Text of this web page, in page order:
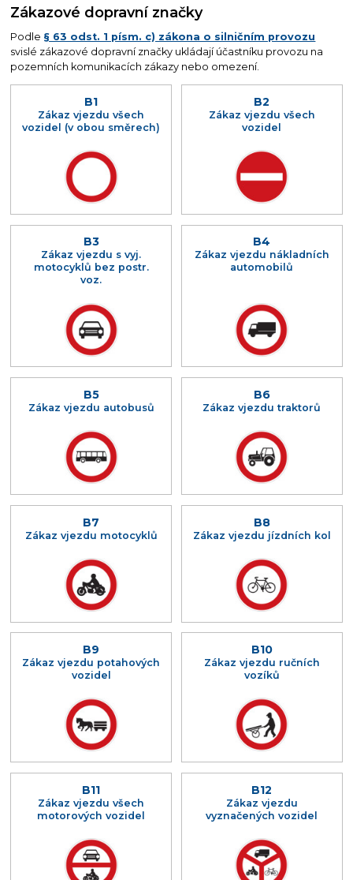
Zákazové dopravní značky
Podle § 63 odst. 1 písm. c) zákona o silničním provozu
svislé zákazové dopravní značky ukládají účastníku provozu na
pozemních komunikacích zákazy nebo omezení.
B1
Zákaz vjezdu všech
vozidel (v obou směrech)
B2
Zákaz vjezdu všech
vozidel
B3
Zákaz vjezdu s vyj.
motocyklů bez postr.
voz.
B4
Zákaz vjezdu nákladních
automobilů
B5
Zákaz vjezdu autobusů
B6
Zákaz vjezdu traktorů
B7
Zákaz vjezdu motocyklů
B8
Zákaz vjezdu jízdních kol
B9
Zákaz vjezdu potahových
vozidel
B10
Zákaz vjezdu ručních
vozíků
B11
Zákaz vjezdu všech
motorových vozidel
B12
Zákaz vjezdu
vyznačených vozidel